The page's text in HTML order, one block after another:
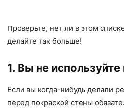
Проверьте, нет ли в этом
делайте так больше!
1. Вы не
Если вы когда-нибудь делали
перед покраской стены